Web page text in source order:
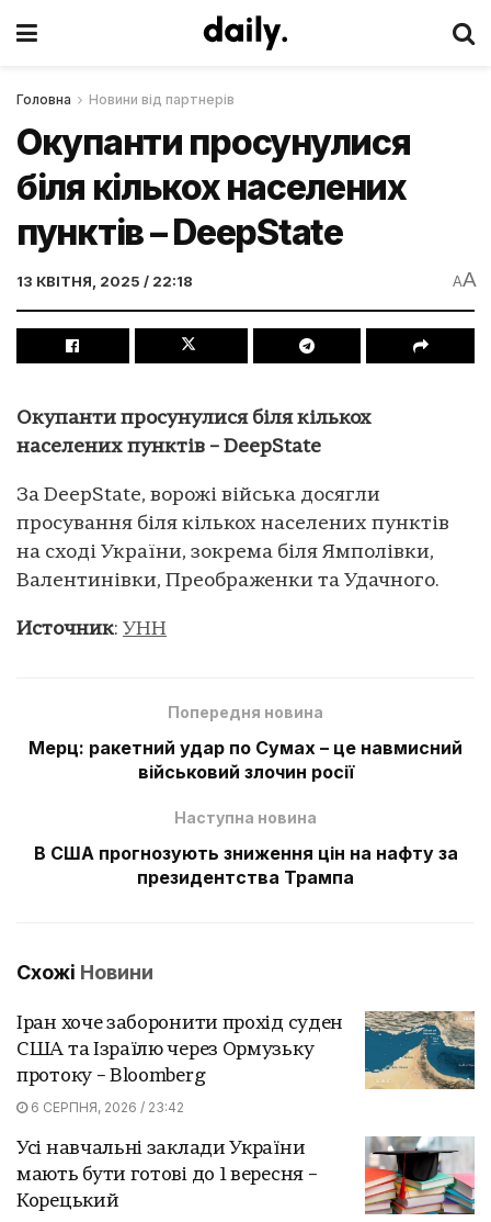
Головна Новини від партнерів
Окупанти просунулися
біля кількох населених
пунктів – DeepState
13 КВІТНЯ, 2025 / 22:18 AA
Окупанти просунулися біля кількох
населених пунктів – DeepState
За DeepState, ворожі війська досягли
просування біля кількох населених пунктів
на сході України, зокрема біля Ямполівки,
Валентинівки, Преображенки та Удачного.
Источник: УНН
Попередня новина
Мерц: ракетний удар по Сумах – це навмисний
військовий злочин росії
Наступна новина
В США прогнозують зниження цін на нафту за
президентства Трампа
Схожі Новини
Іран хоче заборонити прохід суден
США та Ізраїлю через Ормузьку
протоку – Bloomberg
6 СЕРПНЯ, 2026 / 23:42
Усі навчальні заклади України
мають бути готові до 1 вересня –
Корецький